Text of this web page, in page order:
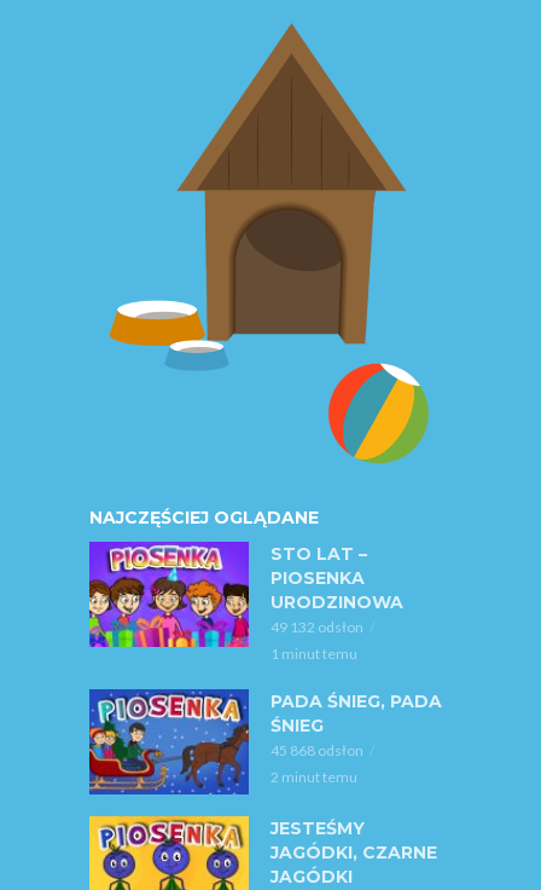
NAJCZĘŚCIEJ OGLĄDANE
STO LAT –
PIOSENKA
URODZINOWA
49 132 odsłon
1 minut temu
PADA ŚNIEG, PADA
ŚNIEG
45 868 odsłon
2 minut temu
JESTEŚMY
JAGÓDKI, CZARNE
JAGÓDKI